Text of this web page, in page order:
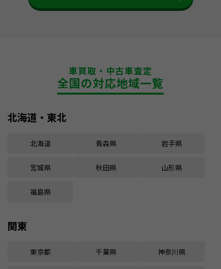
車買取・中古車査定
全国の対応地域一覧
北海道・東北
北海道 青森県 岩手県
宮城県 秋田県 山形県
福島県
関東
東京都 千葉県 神奈川県